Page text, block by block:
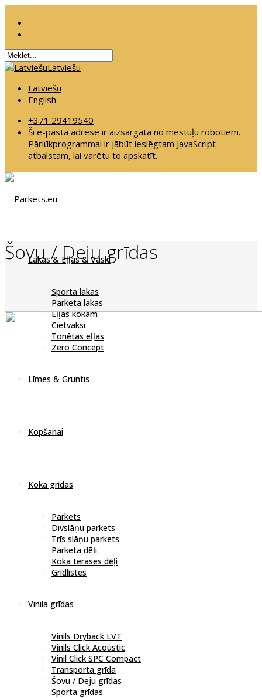
Latviešu
Latviešu
English
+371 29419540
Šī e-pasta adrese ir aizsargāta no mēstuļu robotiem.
Pārlūkprogrammai ir jābūt ieslēgtam JavaScript
atbalstam, lai varētu to apskatīt.
Lakas & Eļļas & Vaski
Sporta lakas
Parketa lakas
Eļļas kokam
Cietvaksi
Tonētas eļļas
Zero Concept
Līmes & Gruntis
Kopšanai
Koka grīdas
Parkets
Divslāņu parkets
Trīs slāņu parkets
Parketa dēļi
Koka terases dēļi
Grīdlīstes
Vinila grīdas
Vinils Dryback LVT
Vinils Click Acoustic
Vinil Click SPC Compact
Transporta grīda
Šovu / Deju grīdas
Sporta grīdas
Šovu / Deju grīdas